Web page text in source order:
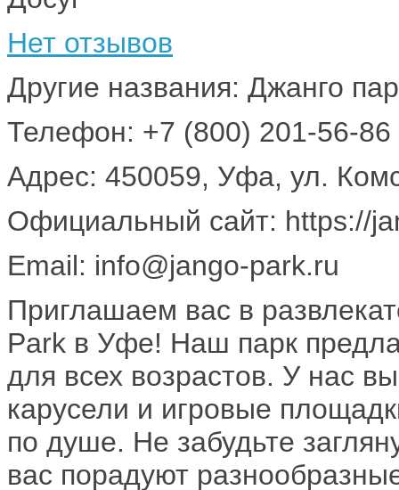
Нет отзывов
Другие названия: Джанго
Телефон: +7 (800) 201-56-86
Адрес: 450059, Уфа, ул.
Официальный сайт: https://
Email: info@jango-park.ru
Приглашаем вас в
Park в Уфе! Наш парк
для всех возрастов. У нас
карусели и игровые
по душе. Не забудьте
вас порадуют